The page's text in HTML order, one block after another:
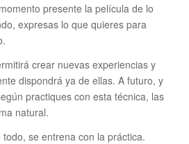
presente la película de lo
expresas lo que quieres para
crear nuevas experiencias y
dispondrá ya de ellas. A futuro, y
practiques con esta técnica, las
natural.
se entrena con la práctica.